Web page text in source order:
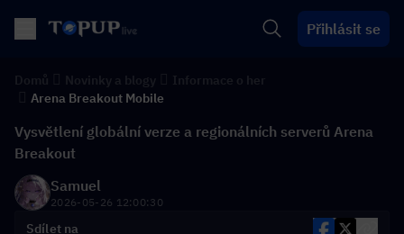
Přihlásit se
Arena Breakout Mobile
Vysvětlení globální verze a regionálních serverů Arena
Breakout
Samuel
2026-05-26 12:00:30
Sdílet na